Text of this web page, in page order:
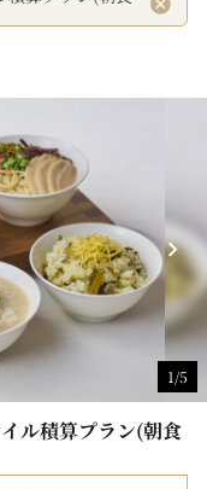
1/5
ル積算プラン(朝食